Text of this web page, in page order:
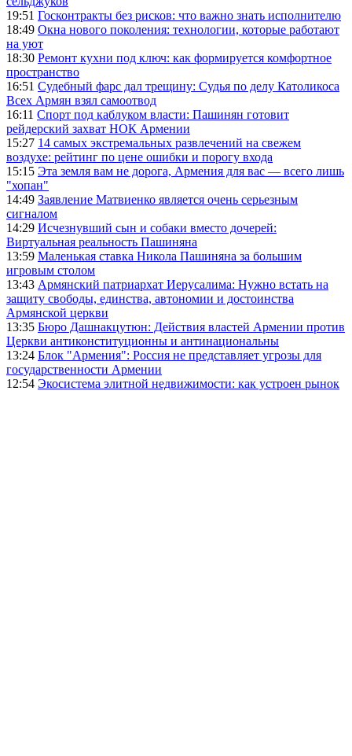
19:51 Госконтракты без рисков: что важно знать исполнителю
18:49 Окна нового поколения: технологии, которые работают
на уют
18:30 Ремонт кухни под ключ: как формируется комфортное
пространство
16:51 Судебный фарс дал трещину: Судья по делу Католикоса
Всех Армян взял самоотвод
16:11 Спорт под каблуком власти: Пашинян готовит
рейдерский захват НОК Армении
15:27 14 самых экстремальных развлечений на свежем
воздухе: рейтинг по цене ошибки и порогу входа
15:15 Эта земля вам не дорога, Армения для вас — всего лишь
"хопан"
14:49 Заявление Матвиенко является очень серьезным
сигналом
14:29 Исчезнувший сын и собаки вместо дочерей:
Виртуальная реальность Пашиняна
13:59 Маленькая ставка Никола Пашиняна за большим
игровым столом
13:43 Армянский патриархат Иерусалима: Нужно встать на
защиту свободы, единства, автономии и достоинства
Армянской церкви
13:35 Бюро Дашнакцутюн: Действия властей Армении против
Церкви антиконституционны и антинациональны
13:24 Блок "Армения": Россия не представляет угрозы для
государственности Армении
12:54 Экосистема элитной недвижимости: как устроен рынок